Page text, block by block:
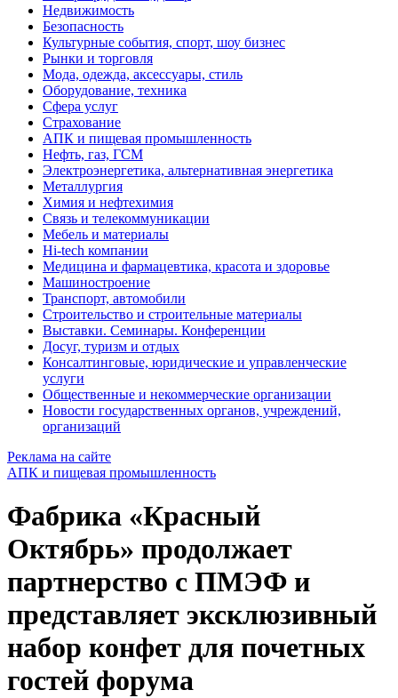
Недвижимость
Безопасность
Культурные события, спорт, шоу бизнес
Рынки и торговля
Мода, одежда, аксессуары, стиль
Оборудование, техника
Сфера услуг
Страхование
АПК и пищевая промышленность
Нефть, газ, ГСМ
Электроэнергетика, альтернативная энергетика
Металлургия
Химия и нефтехимия
Связь и телекоммуникации
Мебель и материалы
Hi-tech компании
Медицина и фармацевтика, красота и здоровье
Машиностроение
Транспорт, автомобили
Строительство и строительные материалы
Выставки. Семинары. Конференции
Досуг, туризм и отдых
Консалтинговые, юридические и управленческие
услуги
Общественные и некоммерческие организации
Новости государственных органов, учреждений,
организаций
Реклама на сайте
АПК и пищевая промышленность
Фабрика «Красный
Октябрь» продолжает
партнерство с ПМЭФ и
представляет эксклюзивный
набор конфет для почетных
гостей форума